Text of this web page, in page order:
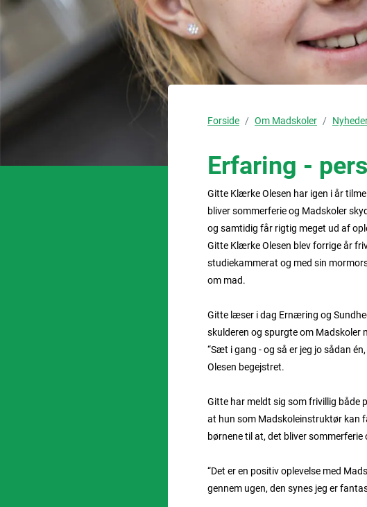
Forside Om Madskoler
Erfaring -
Gitte Klærke Olesen har igen i år
bliver sommerferie og Madskoler
og samtidig får rigtig meget ud af
Gitte Klærke Olesen blev forrige år
studiekammerat og med sin
om mad.
Gitte læser i dag Ernæring og
skulderen og spurgte om Madskoler
“Sæt i gang - og så er jeg jo sådan
Olesen begejstret.
Gitte har meldt sig som frivillig både
at hun som Madskoleinstruktør kan
børnene til at, det bliver
“Det er en positiv oplevelse med
gennem ugen, den synes jeg er